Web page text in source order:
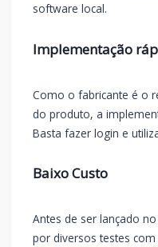
software local.
Implementação
Como o fabricante é o
do produto, a
Basta fazer login e
Baixo Custo
Antes de ser lançado
por diversos testes